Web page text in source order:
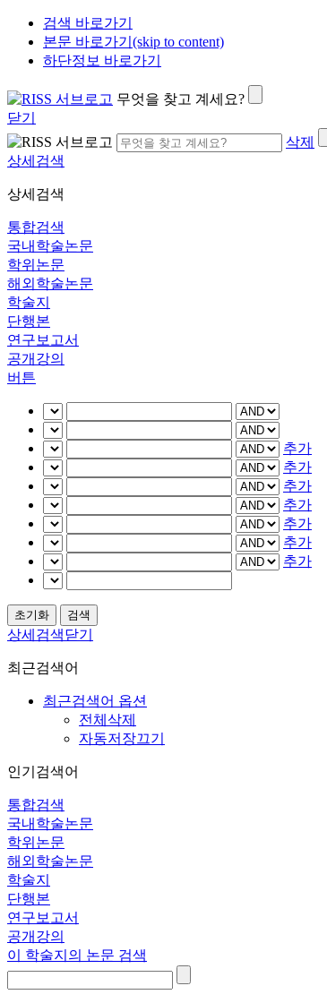
검색 바로가기
본문 바로가기(skip to content)
하단정보 바로가기
무엇을 찾고 계세요?
닫기
삭제
상세검색
상세검색
통합검색
국내학술논문
학위논문
해외학술논문
학술지
단행본
연구보고서
공개강의
버튼
추가
추가
추가
추가
추가
추가
추가
상세검색닫기
최근검색어
최근검색어 옵션
전체삭제
자동저장끄기
인기검색어
통합검색
국내학술논문
학위논문
해외학술논문
학술지
단행본
연구보고서
공개강의
이 학술지의 논문 검색